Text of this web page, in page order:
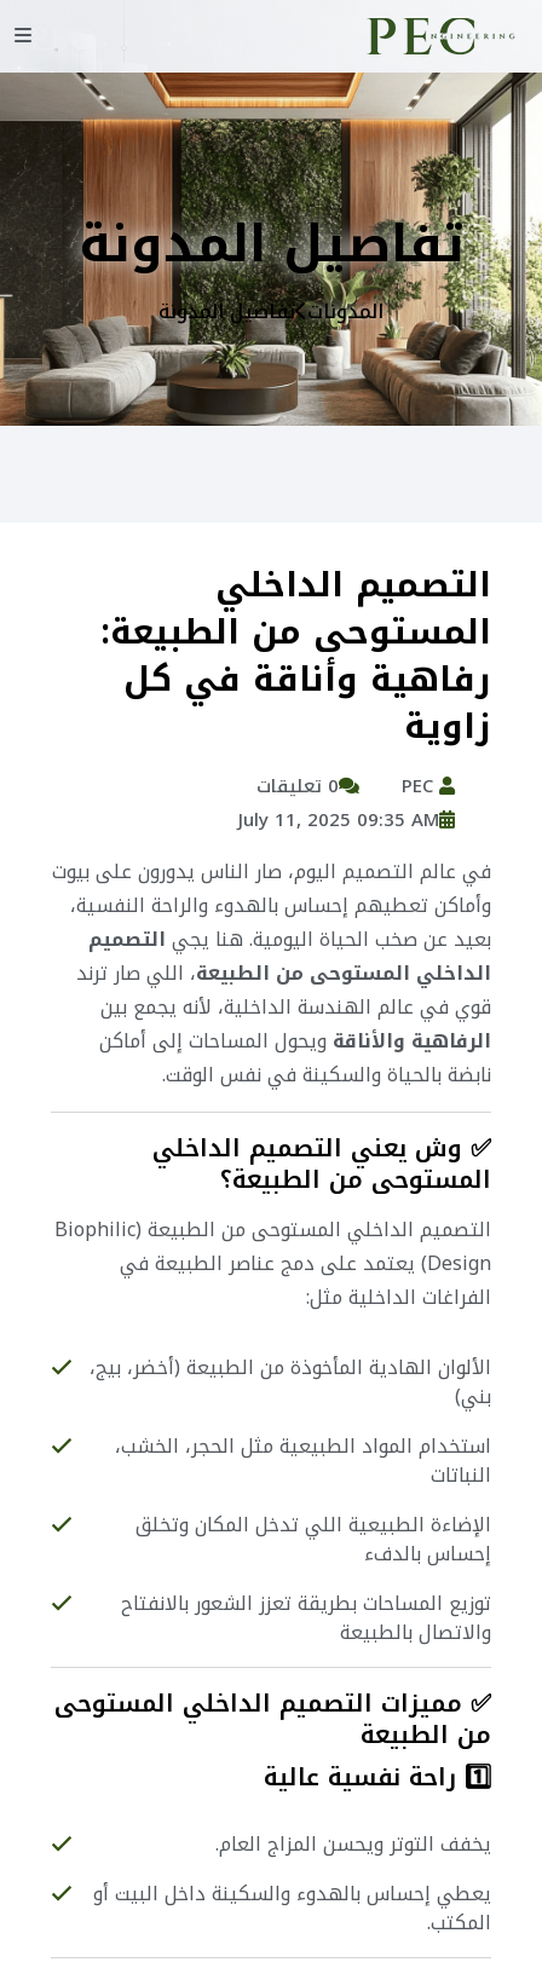
تفاصيل المدونة
المدونات تفاصيل المدونة
التصميم الداخلي
المستوحى من الطبيعة:
رفاهية وأناقة في كل
زاوية
0 تعليقات
July 11, 2025 09:35 AM
في عالم التصميم اليوم، صار الناس يدورون على بيوت
وأماكن تعطيهم إحساس بالهدوء والراحة النفسية،
بعيد عن صخب الحياة اليومية. هنا يجيالتصميم
الداخلي المستوحى من الطبيعة، اللي صار ترند
قوي في عالم الهندسة الداخلية، لأنه يجمع بين
الرفاهية والأناقة ويحول المساحات إلى أماكن
نابضة بالحياة والسكينة في نفس الوقت.
✅ وش يعني التصميم الداخلي
المستوحى من الطبيعة؟
التصميم الداخلي المستوحى من الطبيعة (Biophilic
Design) يعتمد على دمج عناصر الطبيعة في
الفراغات الداخلية مثل:
الألوان الهادية المأخوذة من الطبيعة (أخضر، بيج،
بني)
استخدام المواد الطبيعية مثل الحجر، الخشب،
النباتات
الإضاءة الطبيعية اللي تدخل المكان وتخلق
إحساس بالدفء
توزيع المساحات بطريقة تعزز الشعور بالانفتاح
والاتصال بالطبيعة
✅ مميزات التصميم الداخلي المستوحى
من الطبيعة
1️⃣ راحة نفسية عالية
يخفف التوتر ويحسن المزاج العام.
يعطي إحساس بالهدوء والسكينة داخل البيت أو
المكتب.